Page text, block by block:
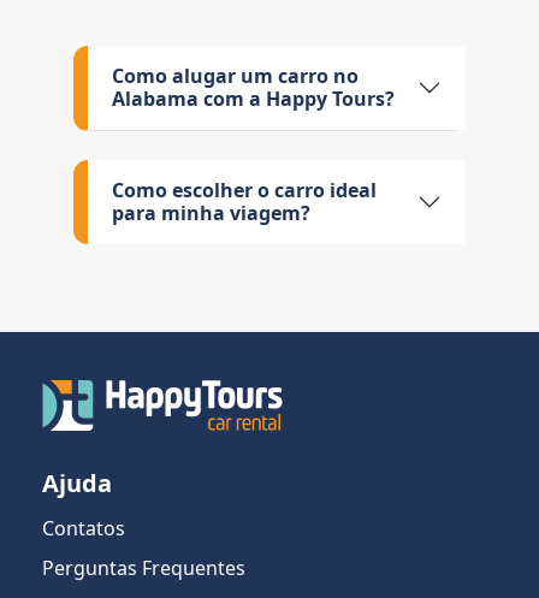
Como alugar um carro no
Alabama com a Happy Tours?
Como escolher o carro ideal
para minha viagem?
Ajuda
Contatos
Perguntas Frequentes